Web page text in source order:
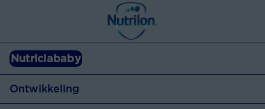
Nutriciababy
Ontwikkeling